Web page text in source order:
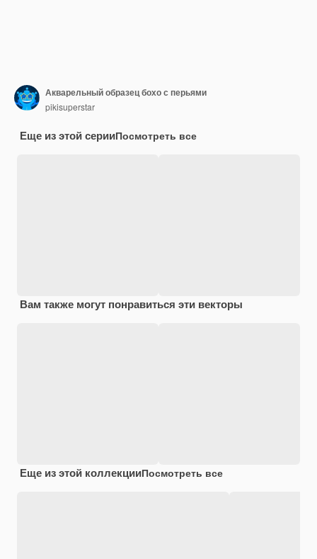
Акварельный образец бохо с перьями
pikisuperstar
Еще из этой серииПосмотреть все
Вам также могут понравиться эти векторы
Еще из этой коллекцииПосмотреть все